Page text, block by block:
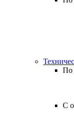
По
С